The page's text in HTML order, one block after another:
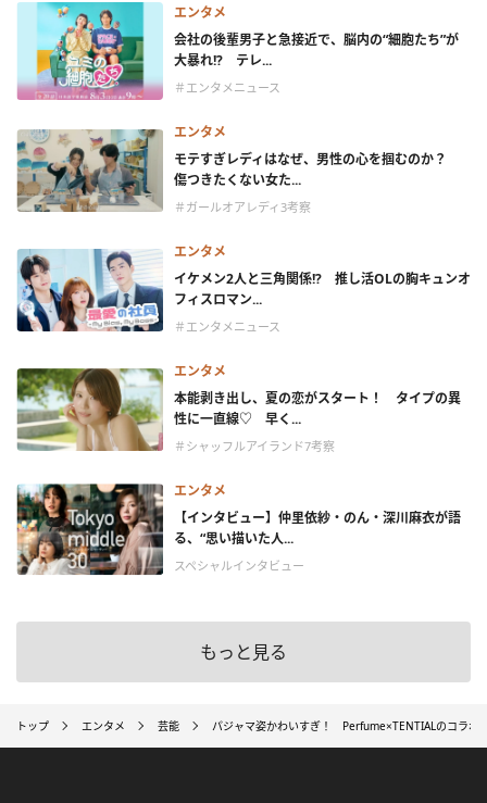
エンタメ
会社の後輩男子と急接近で、脳内の“細胞たち”が
大暴れ!? テレ...
＃エンタメニュース
エンタメ
モテすぎレディはなぜ、男性の心を掴むのか？
傷つきたくない女た...
＃ガールオアレディ3考察
エンタメ
イケメン2人と三角関係!? 推し活OLの胸キュンオ
フィスロマン...
＃エンタメニュース
エンタメ
本能剥き出し、夏の恋がスタート！ タイプの異
性に一直線♡ 早く...
＃シャッフルアイランド7考察
エンタメ
【インタビュー】仲里依紗・のん・深川麻衣が語
る、“思い描いた人...
スペシャルインタビュー
もっと見る
トップ エンタメ 芸能 パジャマ姿かわいすぎ！ Perfume×TENTIALのコラボ